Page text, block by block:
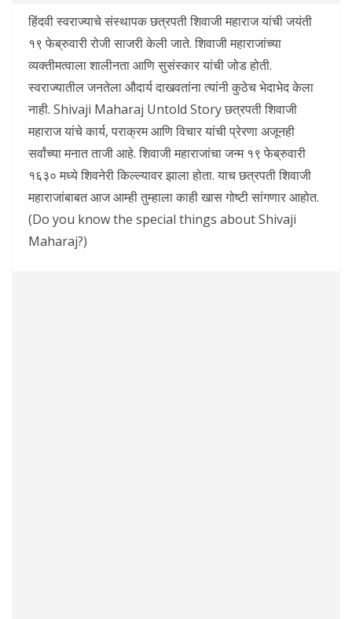
हिंदवी स्वराज्याचे संस्थापक छत्रपती शिवाजी महाराज यांची जयंती
१९ फेब्रुवारी रोजी साजरी केली जाते. शिवाजी महाराजांच्या
व्यक्तीमत्वाला शालीनता आणि सुसंस्कार यांची जोड होती.
स्वराज्यातील जनतेला औदार्य दाखवतांना त्यांनी कुठेच भेदाभेद केला
नाही. Shivaji Maharaj Untold Story छत्रपती शिवाजी
महाराज यांचे कार्य, पराक्रम आणि विचार यांची प्रेरणा अजूनही
सर्वांच्या मनात ताजी आहे. शिवाजी महाराजांचा जन्म १९ फेब्रुवारी
१६३० मध्ये शिवनेरी किल्ल्यावर झाला होता. याच छत्रपती शिवाजी
महाराजांबाबत आज आम्ही तुम्हाला काही खास गोष्टी सांगणार आहोत.
(Do you know the special things about Shivaji
Maharaj?)